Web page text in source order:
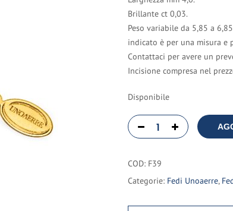
Brillante ct 0,03.
Peso variabile da 5,85 a
indicato è per una misura e
Contattaci per avere un
Incisione compresa nel
Disponibile
COD: F39
Categorie: Fedi Unoaerre,